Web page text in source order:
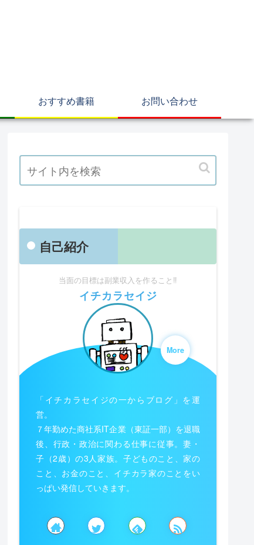
おすすめ書籍 お問い合わせ
自己紹介
当面の目標は副業収入を作ること‼︎
イチカラセイジ
More
「イチカラセイジの一からブログ」を運
営。
７年勤めた商社系IT企業（東証一部）を退職
後、行政・政治に関わる仕事に従事。妻・
子（2歳）の3人家族。子どものこと、家の
こと、お金のこと、イチカラ家のことをい
っぱい発信していきます。